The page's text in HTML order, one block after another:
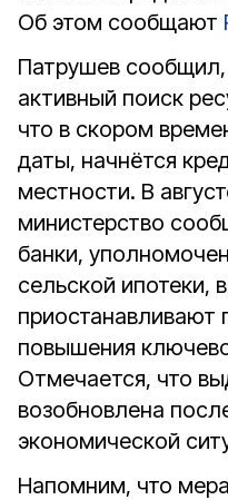
Об этом сообщают
Патрушев сообщил,
активный поиск
что в скором
даты, начнётся
местности. В
министерство
банки,
сельской ипотеки,
приостанавливают
повышения
Отмечается, что
возобновлена
экономической
Напомним, что